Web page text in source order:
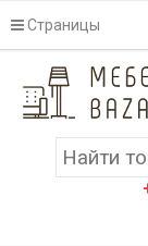
Страницы